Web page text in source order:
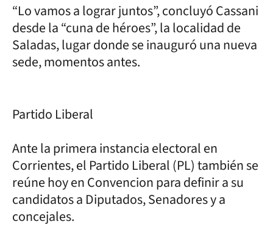
“Lo vamos a lograr juntos”, concluyó Cassani
desde la “cuna de héroes”, la localidad de
Saladas, lugar donde se inauguró una nueva
sede, momentos antes.
Partido Liberal
Ante la primera instancia electoral en
Corrientes, el Partido Liberal (PL) también se
reúne hoy en Convencion para definir a su
candidatos a Diputados, Senadores y a
concejales.